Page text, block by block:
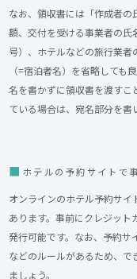
なお、領収書には「作成者
額、交付を受ける事業者の
号）、ホテルなどの旅行業者
（=宿泊者名）を省略しても
名を書かずに領収書を渡すこ
ている場合は、宛名部分を書
ホテルの予約サイトで
オンラインのホテル予約サ
あります。事前にクレジッ
発行可能です。 なお、予約サ
などのルールがあるため、
ましょう。